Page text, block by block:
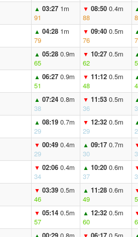
▲ 03:27 1m
91
▼ 08:50 0.4m
88
▲ 04:28 1m
79
▼ 09:40 0.5m
76
▲ 05:28 0.9m
65
▼ 10:27 0.5m
62
▲ 06:27 0.9m
51
▼ 11:12 0.5m
48
▲ 07:24 0.8m
38
▼ 11:53 0.5m
36
▲ 08:19 0.7m
29
▼ 12:32 0.5m
29
▼ 00:49 0.4m
29
▲ 09:17 0.7m
30
▼ 02:06 0.4m
34
▲ 10:20 0.6m
37
▼ 03:39 0.5m
46
▲ 11:28 0.6m
49
▼ 05:14 0.5m
57
▲ 12:32 0.5m
60
▲ ▼